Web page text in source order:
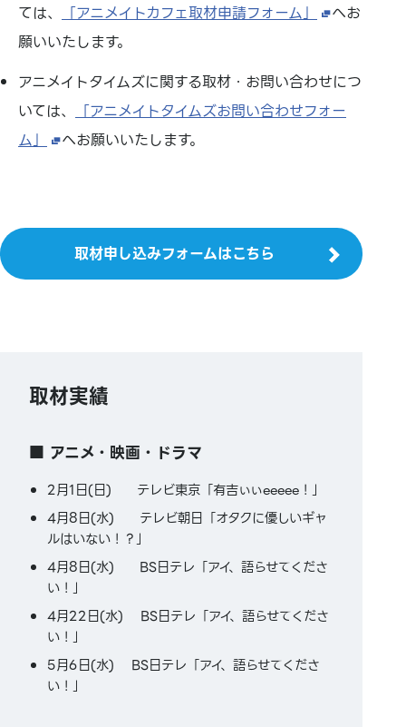
ては、
「アニメイトカフェ取材申請フォーム」
へお
願いいたします。
アニメイトタイムズに関する取材・お問い合わせにつ
いては、
「アニメイトタイムズお問い合わせフォー
ム」
へお願いいたします。
取材申し込みフォームはこちら
取材実績
■ アニメ・映画・ドラマ
2月1日(日) テレビ東京「有吉ぃぃeeeee！」
4月8日(水) テレビ朝日「オタクに優しいギャ
ルはいない！？」
4月8日(水) BS日テレ「アイ、語らせてくださ
い！」
4月22日(水) BS日テレ「アイ、語らせてくださ
い！」
5月6日(水) BS日テレ「アイ、語らせてくださ
い！」